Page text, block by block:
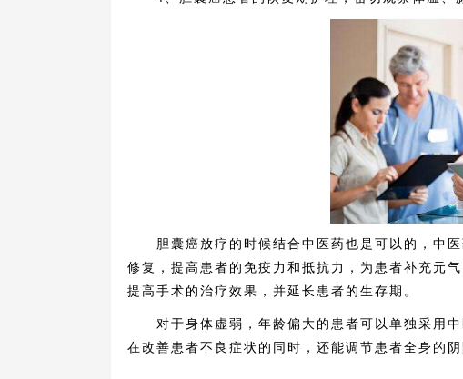
胆囊癌放疗的时候结合中医药也是可以的，中医
修复，提高患者的免疫力和抵抗力，为患者补充元
提高手术的治疗效果，并延长患者的生存期。
对于身体虚弱，年龄偏大的患者可以单独采用中
在改善患者不良症状的同时，还能调节患者全身的阴